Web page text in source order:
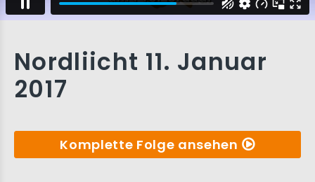
Nordliicht 11. Januar
2017
Komplette Folge ansehen